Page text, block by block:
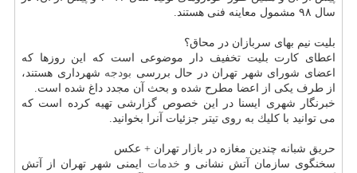
سال ۹۸ مشمول معاینه فنی هستند.
بلیت نیم بهای سربازان در محاق؟
اعطای كارت بلیت تخفیف دار موضوعی است كه این روزها كه
اعضای شورای شهر تهران در حال بررسی بودجه شهرداری هستند،
از طرف یكی از اعضا مطرح شده و بحث آن مجدد داغ شده است.
خبرنگار شهری ایسنا در این خصوص گزارشی تهیه كرده است كه
می توانید با كلیك به روی تیتر جزئیات آنرا بخوانید.
حریق شبانه چندین مغازه در بازار تهران + عكس
سخنگوی سازمان آتش نشانی و خدمات ایمنی شهر تهران از آتش